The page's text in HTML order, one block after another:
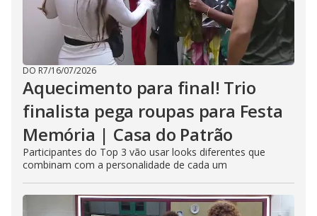
DO R7/16/07/2026
Aquecimento para final! Trio
finalista pega roupas para Festa
Memória | Casa do Patrão
Participantes do Top 3 vão usar looks diferentes que
combinam com a personalidade de cada um